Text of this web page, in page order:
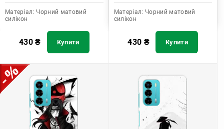
Матеріал: Чорний матовий
силікон
430₴ Купити
Матеріал: Чорний матовий
силікон
430 ₴ Купити